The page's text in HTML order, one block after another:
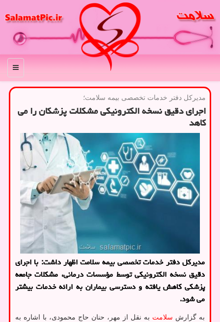
منو
مدیركل دفتر خدمات تخصصی بیمه سلامت؛
اجرای دقیق نسخه الكترونیكی مشكلات پزشكان را می
كاهد
مدیركل دفتر خدمات تخصصی بیمه سلامت اظهار داشت: با اجرای
دقیق نسخه الكترونیكی توسط مؤسسات درمانی، مشكلات جامعه
پزشكی كاهش یافته و دسترسی بیماران به ارائه خدمات بیشتر
می شود.
به گزارش سلامت به نقل از مهر، حنان حاج محمودی، با اشاره به